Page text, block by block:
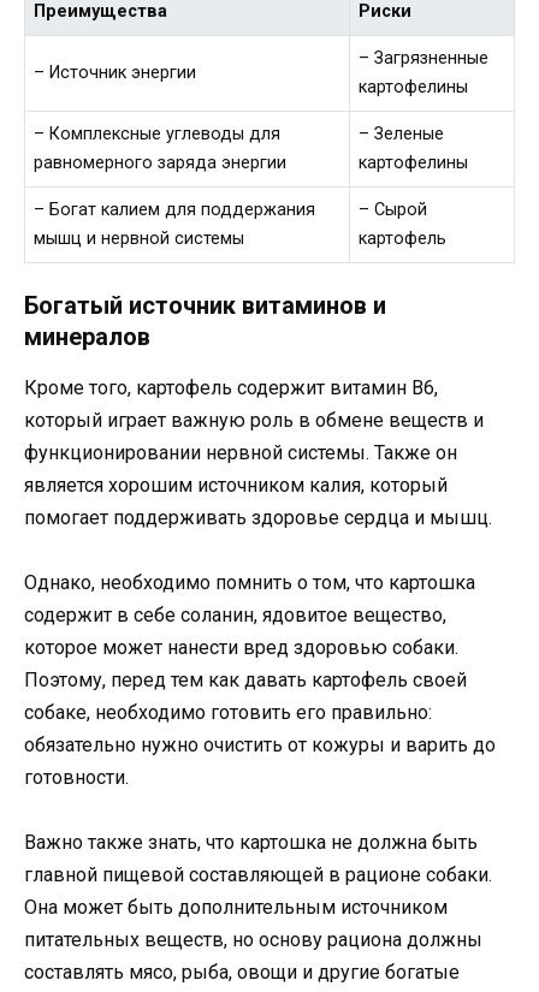
Преимущества Риски
– Источник энергии
– Загрязненные
картофелины
– Комплексные углеводы для
равномерного заряда энергии
– Зеленые
картофелины
– Богат калием для поддержания
мышц и нервной системы
– Сырой
картофель
Богатый источник витаминов и
минералов
Кроме того, картофель содержит витамин В6,
который играет важную роль в обмене веществ и
функционировании нервной системы. Также он
является хорошим источником калия, который
помогает поддерживать здоровье сердца и мышц.
Однако, необходимо помнить о том, что картошка
содержит в себе соланин, ядовитое вещество,
которое может нанести вред здоровью собаки.
Поэтому, перед тем как давать картофель своей
собаке, необходимо готовить его правильно:
обязательно нужно очистить от кожуры и варить до
готовности.
Важно также знать, что картошка не должна быть
главной пищевой составляющей в рационе собаки.
Она может быть дополнительным источником
питательных веществ, но основу рациона должны
составлять мясо, рыба, овощи и другие богатые